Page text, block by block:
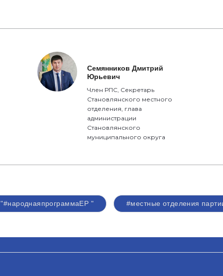
Семянников Дмитрий
Юрьевич
Член РПС, Секретарь
Становлянского местного
отделения, глава
администрации
Становлянского
муниципального округа
"#народнаяпрограммаЕР " #местные отделения